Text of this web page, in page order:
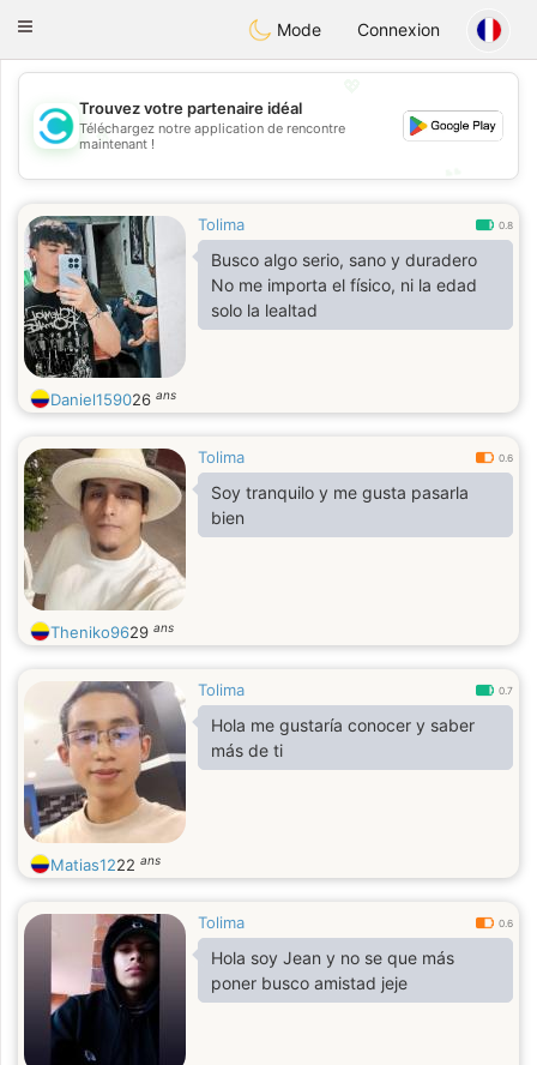
olombiaCitas
Toggle
Mode Connexion
💖
💕
Trouvez votre partenaire idéal
Téléchargez notre application de rencontre
maintenant !
Tolima 0.8
Busco algo serio, sano y duradero
No me importa el físico, ni la edad
solo la lealtad
Daniel159026 ans
Tolima 0.6
Soy tranquilo y me gusta pasarla
bien
Theniko9629 ans
Tolima 0.7
Hola me gustaría conocer y saber
más de ti
Matias1222 ans
Tolima 0.6
Hola soy Jean y no se que más
poner busco amistad jeje